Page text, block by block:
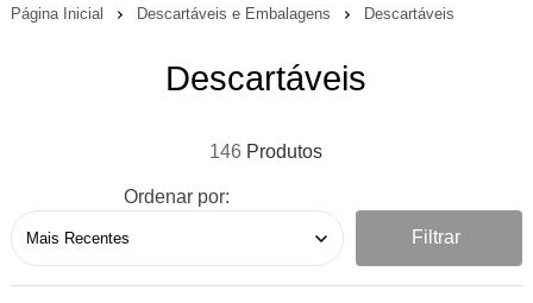
Página Inicial Descartáveis e Embalagens Descartáveis
Descartáveis
146
Ordenar por:
Filtrar